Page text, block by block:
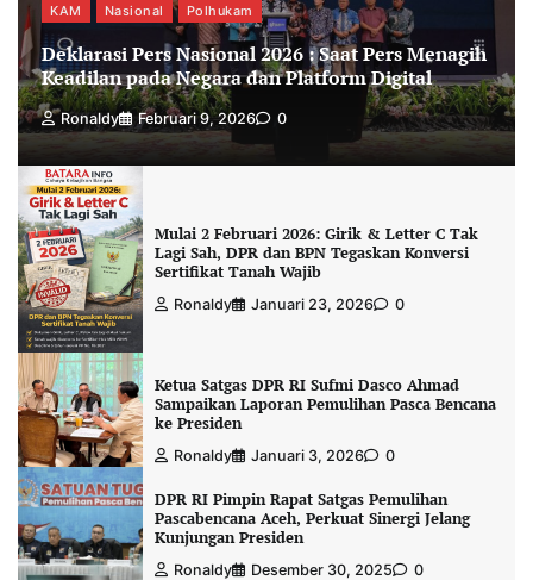
KAM Nasional Polhukam
Deklarasi Pers Nasional 2026 : Saat Pers Menagih
Keadilan pada Negara dan Platform Digital
Ronaldy Februari 9, 2026 0
Mulai 2 Februari 2026: Girik & Letter C Tak
Lagi Sah, DPR dan BPN Tegaskan Konversi
Sertifikat Tanah Wajib
Ronaldy Januari 23, 2026 0
Ketua Satgas DPR RI Sufmi Dasco Ahmad
Sampaikan Laporan Pemulihan Pasca Bencana
ke Presiden
Ronaldy Januari 3, 2026 0
DPR RI Pimpin Rapat Satgas Pemulihan
Pascabencana Aceh, Perkuat Sinergi Jelang
Kunjungan Presiden
Ronaldy Desember 30, 2025 0